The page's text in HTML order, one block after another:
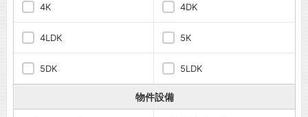
4K 4DK
4LDK 5K
5DK 5LDK
物件設備